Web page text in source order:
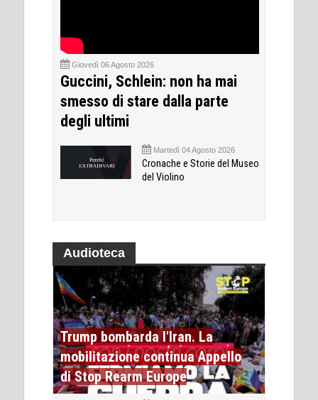
Giovedì 06 Agosto 2026
Guccini, Schlein: non ha mai
smesso di stare dalla parte
degli ultimi
Martedì 04 Agosto 2026
Cronache e Storie del Museo
del Violino
Audioteca
Trump bombarda l'Iran. La
mobilitazione continua Appello
di Stop Rearm Europe